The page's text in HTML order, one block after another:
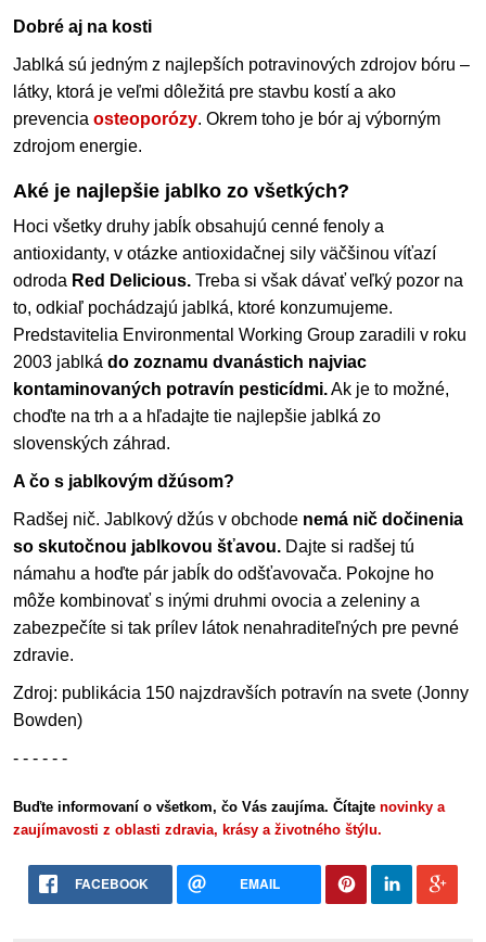
Dobré aj na kosti
Jablká sú jedným z najlepších potravinových zdrojov bóru –
látky, ktorá je veľmi dôležitá pre stavbu kostí a ako
prevencia osteoporózy. Okrem toho je bór aj výborným
zdrojom energie.
Aké je najlepšie jablko zo všetkých?
Hoci všetky druhy jabĺk obsahujú cenné fenoly a
antioxidanty, v otázke antioxidačnej sily väčšinou víťazí
odroda Red Delicious. Treba si však dávať veľký pozor na
to, odkiaľ pochádzajú jablká, ktoré konzumujeme.
Predstavitelia Environmental Working Group zaradili v roku
2003 jablká do zoznamu dvanástich najviac
kontaminovaných potravín pesticídmi.Ak je to možné,
choďte na trh a a hľadajte tie najlepšie jablká zo
slovenských záhrad.
A čo s jablkovým džúsom?
Radšej nič. Jablkový džús v obchode nemá nič dočinenia
so skutočnou jablkovou šťavou. Dajte si radšej tú
námahu a hoďte pár jabĺk do odšťavovača. Pokojne ho
môže kombinovať s inými druhmi ovocia a zeleniny a
zabezpečíte si tak prílev látok nenahraditeľných pre pevné
zdravie.
Zdroj: publikácia 150 najzdravších potravín na svete (Jonny
Bowden)
- - - - - -
Buďte informovaní o všetkom, čo Vás zaujíma. Čítajte novinky a
zaujímavosti z oblasti zdravia, krásy a životného štýlu.
FACEBOOK EMAIL